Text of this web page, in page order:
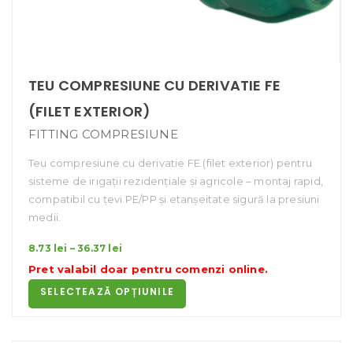
TEU COMPRESIUNE CU DERIVATIE FE
(FILET EXTERIOR)
FITTING COMPRESIUNE
Teu compresiune cu derivatie FE (filet exterior) pentru
sisteme de irigații rezidențiale și agricole – montaj rapid,
compatibil cu țevi PE/PP și etanșeitate sigură la presiuni
medii.
8.73 lei – 36.37 lei
prețuri:
8.73 lei
până
Pret valabil doar pentru comenzi online.
SELECTEAZĂ OPȚIUNILE